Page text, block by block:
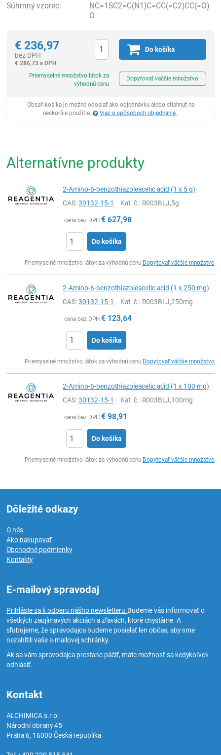
Súhrnný vzorec:
NC=1SC2=C(N1)C=CC(=C2)CC(=O)
O
€ 236,97
bez DPH
€ 286,73 s DPH
Do košíka
Priemyselné množstvo látok za
výhodnú cenu
Dopytovať väčšie množstvo
Obsah košíka je možné odoslať ako objednávku alebo stiahnuť na
neskoršie použitie.
Viac o spôsoboch objednanie .
Alternatívne produkty
2-Amino-6-benzothiazoleacetic acid (1 x 5 g)
CAS:30132-15-1 Kat. č.: R003BLJ,5g
cena bez DPH € 627,98
Do košíka
Priemyselné množstvo látok za výhodnú cenu Dopytovať väčšie množstvo
2-Amino-6-benzothiazoleacetic acid (1 x 250 mg)
CAS:30132-15-1 Kat. č.: R003BLJ,250mg
cena bez DPH € 123,64
Do košíka
Priemyselné množstvo látok za výhodnú cenu Dopytovať väčšie množstvo
2-Amino-6-benzothiazoleacetic acid (1 x 100 mg)
CAS:30132-15-1 Kat. č.: R003BLJ,100mg
cena bez DPH € 98,91
Do košíka
Priemyselné množstvo látok za výhodnú cenu Dopytovať väčšie množstvo
Dôležité odkazy
O nás
Ako nakupovať
Obchodné podmienky
Kontakty
E-mailový spravodaj
Prihláste sa k odberu nášho newsletteru.Budeme vás informovať o
všetkých zaujímavých akciách a zľavách, ktoré chystáme. A
sľubujeme, že spravodajca budeme posielať len občas, aby sme
nezahltili vaše e-mailovej schránky.
Ak sa vám spravodajca prestane páčiť, máte možnosť sa kedykoľvek
odhlásiť.
Kontakt
ALCHIMICA s.r.o.
Národní obrany 45
Praha 6, 16000Česká republika